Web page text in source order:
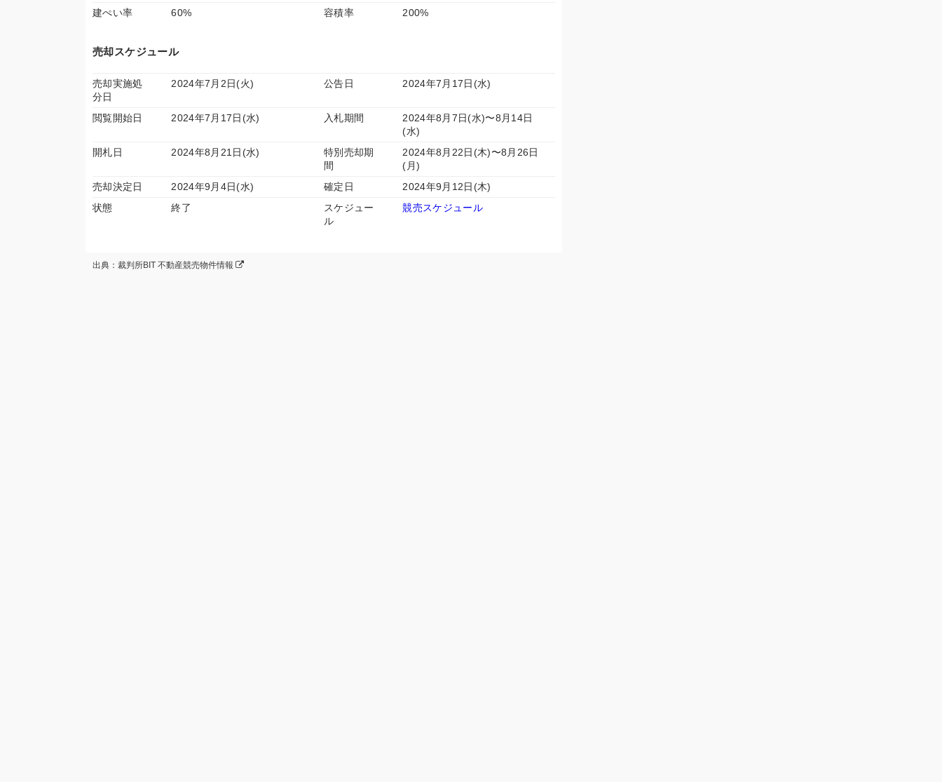
建ぺい率 60% 容積率 200%
売却スケジュール
売却実施処
分日
2024年7月2日(火) 公告日 2024年7月17日(水)
閲覧開始日 2024年7月17日(水) 入札期間
2024年8月7日(水)〜8月14日
(水)
開札日
2024年8月21日(水)
特別売却期
間
2024年8月22日(木)〜8月26日
(月)
売却決定日
2024年9月4日(水) 確定日
2024年9月12日(木)
状態
終了
スケジュー
ル
競売スケジュール
出典：裁判所BIT 不動産競売物件情報